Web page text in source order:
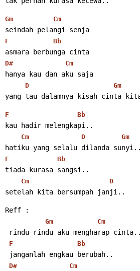
Gm Cm
seindah pelangi senja
F Bb
asmara berbunga cinta
D# Cm
hanya kau dan aku saja
D Gm
yang tau dalamnya kisah cinta
F Bb
kau hadir melengkapi..
Cm D Gm
hatiku yang selalu dilanda sunyi..
F Bb
tiada kurasa sangsi..
Cm D
setelah kita bersumpah janji..
Reff :
Gm Cm
rindu-rindu aku mengharap cinta..
F Bb
janganlah engkau berubah..
D# Cm